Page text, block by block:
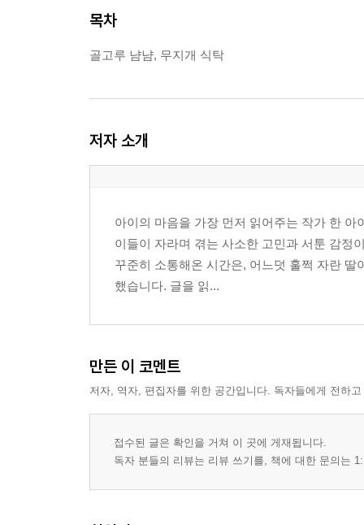
목차
골고루 냠냠, 무지개 식탁
저자 소개
아이의 마음을 가장 먼저 읽어주는 작가 한
이들이 자라며 겪는 사소한 고민과 서툰 감정
꾸준히 소통해온 시간은, 어느덧 훌쩍 자란
했습니다. 글을 읽...
만든 이 코멘트
저자, 역자, 편집자를 위한 공간입니다. 독자들에게 전하
접수된 글은 확인을 거쳐 이 곳에 게재됩니다.
독자 분들의 리뷰는 리뷰 쓰기를, 책에 대한 문의는